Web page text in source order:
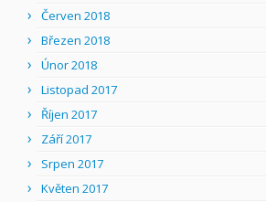
Červen 2018
Březen 2018
Únor 2018
Listopad 2017
Říjen 2017
Září 2017
Srpen 2017
Květen 2017